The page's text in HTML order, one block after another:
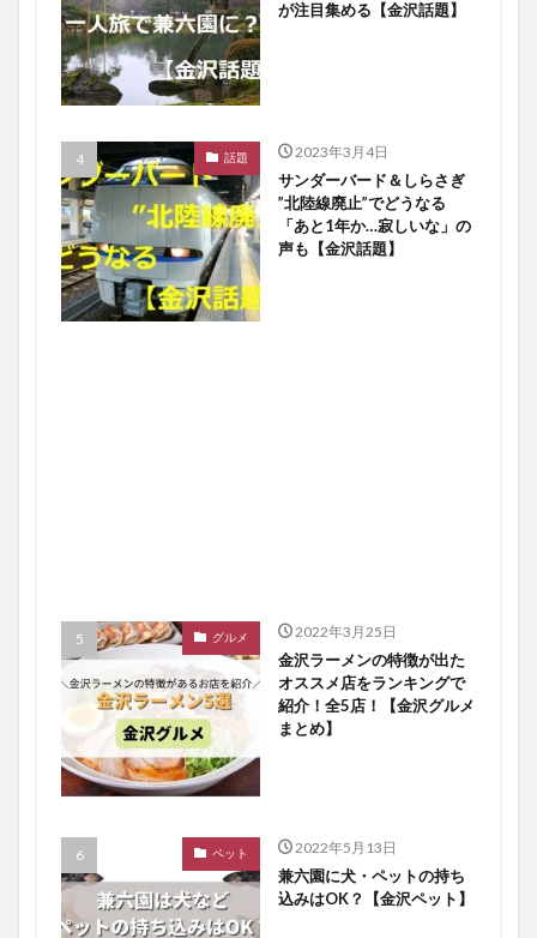
が注目集める【金沢話題】
話題 2023年3月4日
サンダーバード＆しらさぎ
”北陸線廃止”でどうなる
「あと1年か…寂しいな」の
声も【金沢話題】
グルメ 2022年3月25日
金沢ラーメンの特徴が出た
オススメ店をランキングで
紹介！全5店！【金沢グルメ
まとめ】
ペット 2022年5月13日
兼六園に犬・ペットの持ち
込みはOK？【金沢ペット】